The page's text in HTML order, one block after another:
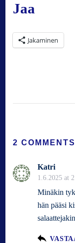
Jaa
Jakaminen
2 COMMENTS
Katri
1.6.2025 at
Minäkin
hän pääsi